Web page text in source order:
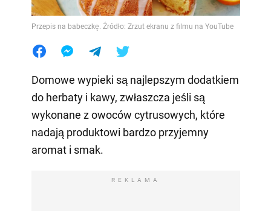
Przepis na babeczkę. Źródło: Zrzut ekranu z filmu na YouTube
Domowe wypieki są najlepszym dodatkiem
do herbaty i kawy, zwłaszcza jeśli są
wykonane z owoców cytrusowych, które
nadają produktowi bardzo przyjemny
aromat i smak.
REKLAMA